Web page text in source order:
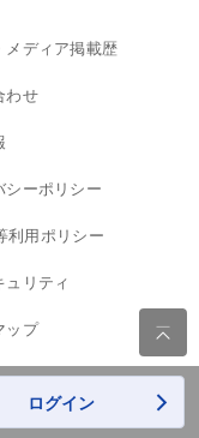
メディア掲載歴
わせ
シーポリシー
利用ポリシー
リティ
ップ 
ログイン